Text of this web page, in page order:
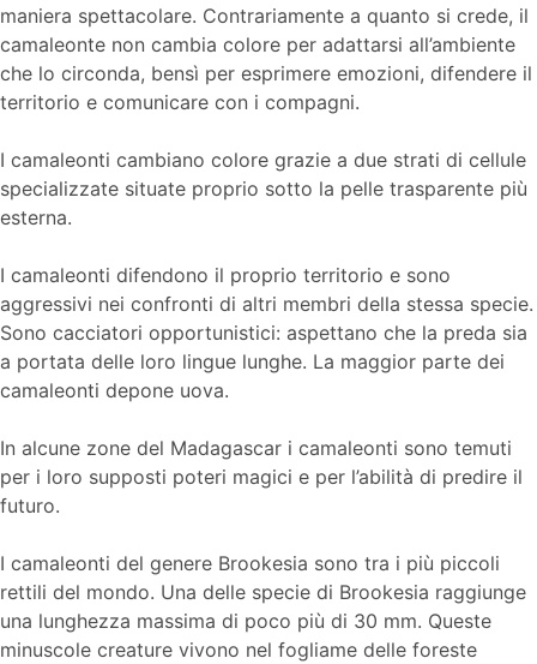
maniera spettacolare. Contrariamente a quanto si crede, il
camaleonte non cambia colore per adattarsi all’ambiente
che lo circonda, bensì per esprimere emozioni, difendere il
territorio e comunicare con i compagni.
I camaleonti cambiano colore grazie a due strati di cellule
specializzate situate proprio sotto la pelle trasparente più
esterna.
I camaleonti difendono il proprio territorio e sono
aggressivi nei confronti di altri membri della stessa specie.
Sono cacciatori opportunistici: aspettano che la preda sia
a portata delle loro lingue lunghe. La maggior parte dei
camaleonti depone uova.
In alcune zone del Madagascar i camaleonti sono temuti
per i loro supposti poteri magici e per l’abilità di predire il
futuro.
I camaleonti del genere Brookesia sono tra i più piccoli
rettili del mondo. Una delle specie di Brookesia raggiunge
una lunghezza massima di poco più di 30 mm. Queste
minuscole creature vivono nel fogliame delle foreste